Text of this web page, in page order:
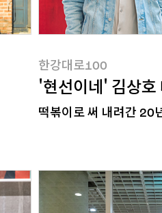
한강대로100
'현선이네' 김상호
떡볶이로 써 내려간 20